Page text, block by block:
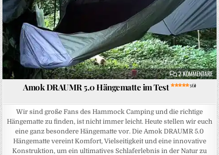
2 KOMMENTARE
Amok DRAUMR 5.0 Hängematte im Test 5 (1)
Wir sind große Fans des Hammock Camping und die richtige
Hängematte zu finden, ist nicht immer leicht. Heute stellen wir euch
eine ganz besondere Hängematte vor. Die Amok DRAUMR 5.0
Hängematte vereint Komfort, Vielseitigkeit und eine innovative
Konstruktion, um ein ultimatives Schlaferlebnis in der Natur zu